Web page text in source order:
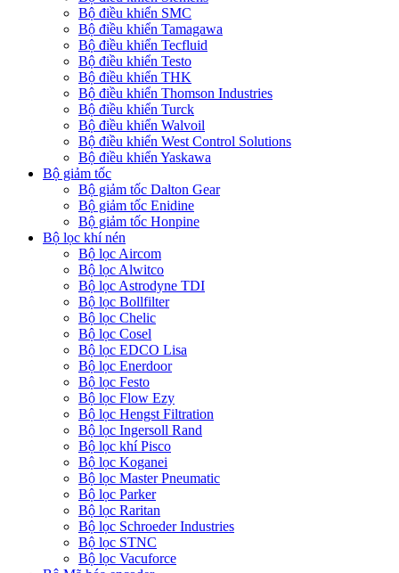
Bộ điều khiển SMC
Bộ điều khiển Tamagawa
Bộ điều khiển Tecfluid
Bộ điều khiển Testo
Bộ điều khiển THK
Bộ điều khiển Thomson Industries
Bộ điều khiển Turck
Bộ điều khiển Walvoil
Bộ điều khiển West Control Solutions
Bộ điều khiển Yaskawa
Bộ giảm tốc
Bộ giảm tốc Dalton Gear
Bộ giảm tốc Enidine
Bộ giảm tốc Honpine
Bộ lọc khí nén
Bộ lọc Aircom
Bộ lọc Alwitco
Bộ lọc Astrodyne TDI
Bộ lọc Bollfilter
Bộ lọc Chelic
Bộ lọc Cosel
Bộ lọc EDCO Lisa
Bộ lọc Enerdoor
Bộ lọc Festo
Bộ lọc Flow Ezy
Bộ lọc Hengst Filtration
Bộ lọc Ingersoll Rand
Bộ lọc khí Pisco
Bộ lọc Koganei
Bộ lọc Master Pneumatic
Bộ lọc Parker
Bộ lọc Raritan
Bộ lọc Schroeder Industries
Bộ lọc STNC
Bộ lọc Vacuforce